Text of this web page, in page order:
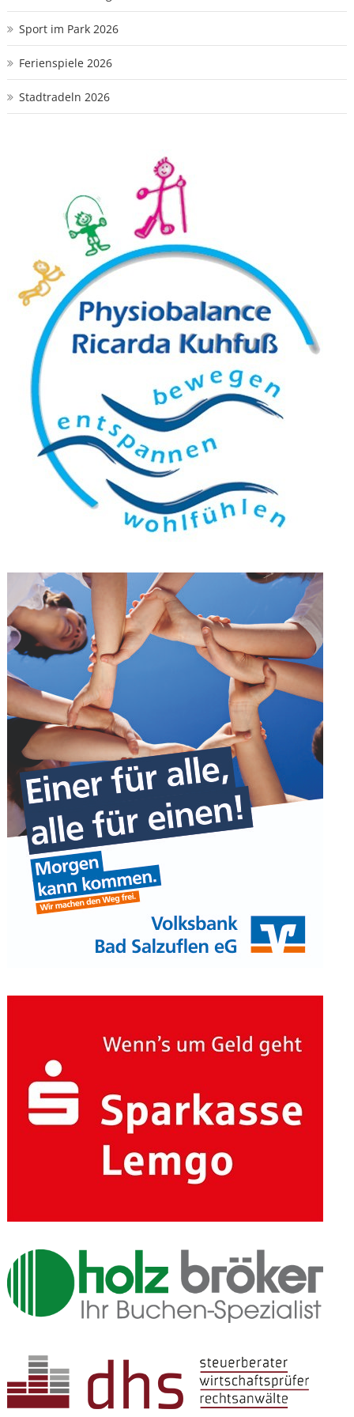
Sport im Park 2026
Ferienspiele 2026
Stadtradeln 2026